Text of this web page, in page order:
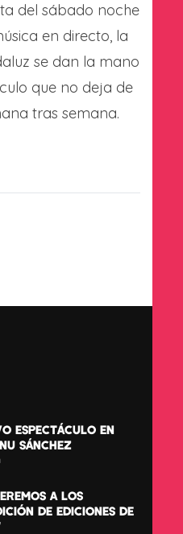
del sábado noche
en directo, la
se dan la mano
que no deja de
tras semana.
ESPECTÁCULO EN
SÁNCHEZ
A LOS
DE EDICIONES DE